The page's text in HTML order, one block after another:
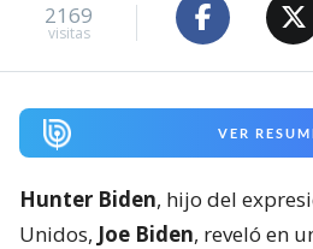
2169
visitas
VER
Hunter Biden, hijo del
Unidos, Joe Biden, reveló en